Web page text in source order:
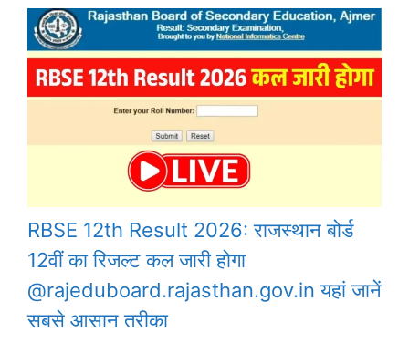
RBSE 12th Result 2026: राजस्थान बोर्ड
12वीं का रिजल्ट कल जारी होगा
@rajeduboard.rajasthan.gov.in यहां जानें
सबसे आसान तरीका